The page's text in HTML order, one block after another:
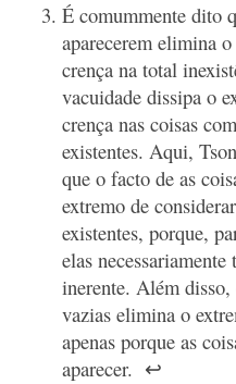
É comummente dito
aparecerem elimina
crença na total
vacuidade dissipa o
crença nas coisas
existentes. Aqui,
que o facto de as
extremo de
existentes, porque,
elas
inerente. Além disso,
vazias elimina o
apenas porque as
aparecer. ↩